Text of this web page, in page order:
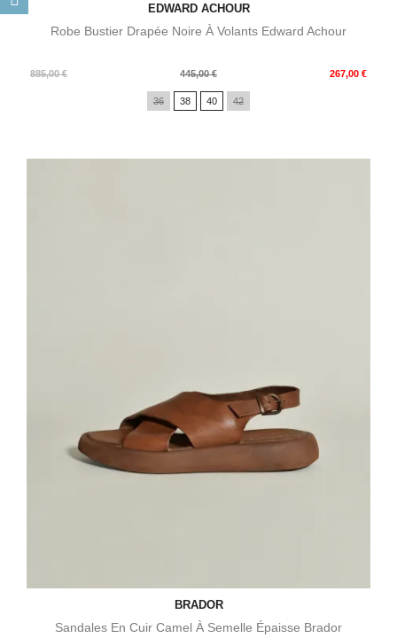
EDWARD ACHOUR
Robe Bustier Drapée Noire À Volants Edward Achour
885,00 €
Prix
445,00 € 267,00 €
Prix
36 38 40 42
BRADOR
Sandales En Cuir Camel À Semelle Épaisse Brador